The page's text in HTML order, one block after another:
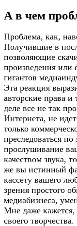
А в чем
Проблема, как,
Получившие в
позволяющие
произведения или
гигантов
Эта реакция
авторские права
деле все не так
Интернета, не
только
преследоваться по
прослушивание
качеством звука,
же вы истинный
кассету вашего
зрения простого
медиабизнеса,
Мне даже кажется,
своего творчества.